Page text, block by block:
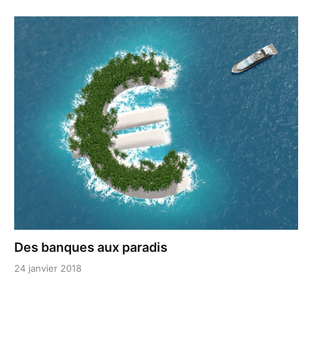
Des banques aux paradis
24 janvier 2018